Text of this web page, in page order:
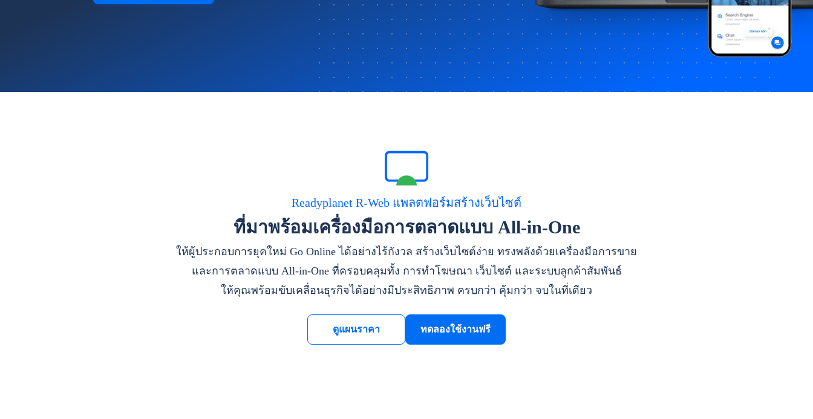
Readyplanet R-Web แพลตฟอร์มสร้างเว็บไซต์
ที่มาพร้อมเครื่องมือการตลาดแบบ All-in-One
ให้ผู้ประกอบการยุคใหม่ Go Online ได้อย่างไร้กังวล สร้างเว็บไซต์ง่าย ทรงพลังด้วยเครื่องมือการขาย
และการตลาดแบบ All-in-One ที่ครอบคลุมทั้ง การทำโฆษณา เว็บไซต์ และระบบลูกค้าสัมพันธ์
ให้คุณพร้อมขับเคลื่อนธุรกิจได้อย่างมีประสิทธิภาพ ครบกว่า คุ้มกว่า จบในที่เดียว
ดูแผนราคา ทดลองใช้งานฟรี